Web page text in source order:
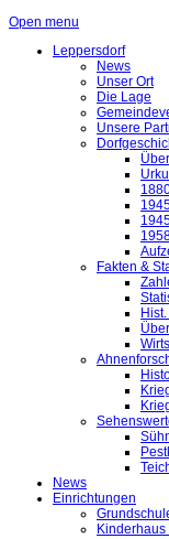
Open menu
Leppersdorf
News
Unser Ort
Die Lage
Unsere
Fakten &
News
Einrichtungen